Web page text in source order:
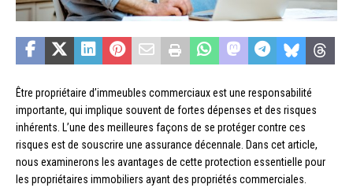
Être propriétaire d’immeubles commerciaux est une responsabilité
importante, qui implique souvent de fortes dépenses et des risques
inhérents. L’une des meilleures façons de se protéger contre ces
risques est de souscrire une assurance décennale. Dans cet article,
nous examinerons les avantages de cette protection essentielle pour
les propriétaires immobiliers ayant des propriétés commerciales.